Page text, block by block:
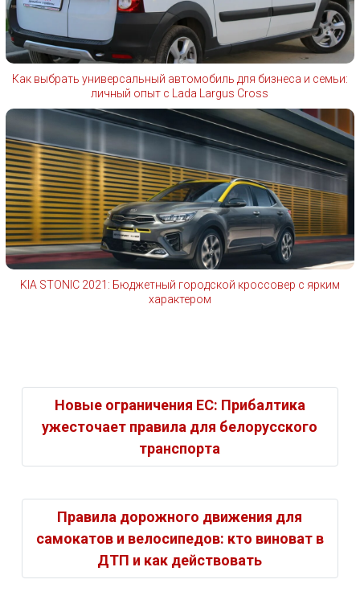
Как выбрать универсальный автомобиль для бизнеса и семьи:
личный опыт с Lada Largus Cross
KIA STONIC 2021: Бюджетный городской кроссовер с ярким
характером
Новые ограничения ЕС: Прибалтика
ужесточает правила для белорусского
транспорта
Правила дорожного движения для
самокатов и велосипедов: кто виноват в
ДТП и как действовать